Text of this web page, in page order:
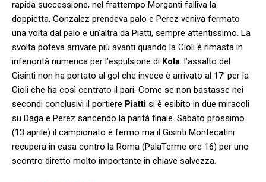
rapida successione, nel frattempo Morganti falliva la
doppietta, Gonzalez prendeva palo e Perez veniva fermato
una volta dal palo e un’altra da Piatti, sempre attentissimo. La
svolta poteva arrivare più avanti quando la Cioli è rimasta in
inferiorità numerica per l’espulsione di Kola: l’assalto del
Gisinti non ha portato al gol che invece è arrivato al 17’ per la
Cioli che ha così centrato il pari. Come se non bastasse nei
secondi conclusivi il portiere Piatti si è esibito in due miracoli
su Daga e Perez sancendo la parità finale. Sabato prossimo
(13 aprile) il campionato è fermo ma il Gisinti Montecatini
recupera in casa contro la Roma (PalaTerme ore 16) per uno
scontro diretto molto importante in chiave salvezza.